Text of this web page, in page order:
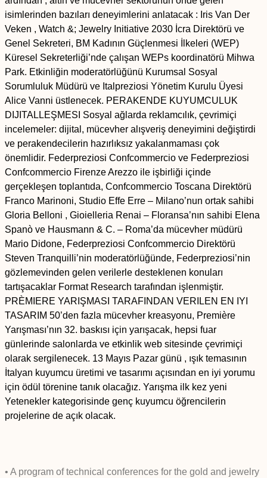
isimlerinden bazıları deneyimlerini anlatacak : Iris Van Der
Veken , Watch &; Jewelry Initiative 2030 İcra Direktörü ve
Genel Sekreteri, BM Kadının Güçlenmesi İlkeleri (WEP)
Küresel Sekreterliği’nde çalışan WEPs koordinatörü Mihwa
Park. Etkinliğin moderatörlüğünü Kurumsal Sosyal
Sorumluluk Müdürü ve Italpreziosi Yönetim Kurulu Üyesi
Alice Vanni üstlenecek. PERAKENDE KUYUMCULUK
DIJITALLEŞMESI Sosyal ağlarda reklamcılık, çevrimiçi
incelemeler: dijital, mücevher alışveriş deneyimini değiştirdi
ve perakendecilerin hazırlıksız yakalanmaması çok
önemlidir. Federpreziosi Confcommercio ve Federpreziosi
Confcommercio Firenze Arezzo ile işbirliği içinde
gerçekleşen toplantıda, Confcommercio Toscana Direktörü
Franco Marinoni, Studio Effe Erre – Milano’nun ortak sahibi
Gloria Belloni , Gioielleria Renai – Floransa’nın sahibi Elena
Spanò ve Hausmann & C. – Roma’da mücevher müdürü
Mario Didone, Federpreziosi Confcommercio Direktörü
Steven Tranquilli’nin moderatörlüğünde, Federpreziosi’nin
gözlemevinden gelen verilerle desteklenen konuları
tartışacaklar Format Research tarafından işlenmiştir.
PRÈMIERE YARIŞMASI TARAFINDAN VERILEN EN IYI
TASARIM 50’den fazla mücevher kreasyonu, Première
Yarışması’nın 32. baskısı için yarışacak, hepsi fuar
günlerinde salonlarda ve etkinlik web sitesinde çevrimiçi
olarak sergilenecek. 13 Mayıs Pazar günü , ışık temasının
İtalyan kuyumcu üretimi ve tasarımı açısından en iyi yorumu
için ödül törenine tanık olacağız. Yarışma ilk kez yeni
Yetenekler kategorisinde genç kuyumcu öğrencilerin
projelerine de açık olacak.
• A program of technical conferences for the gold and jewelry